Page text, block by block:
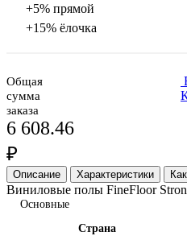
+5% прямой
+15% ёлочка
Общая
сумма
заказа
6 608.46
₽
Описание Характеристики
Виниловые полы FineFloor
Основные
Страна